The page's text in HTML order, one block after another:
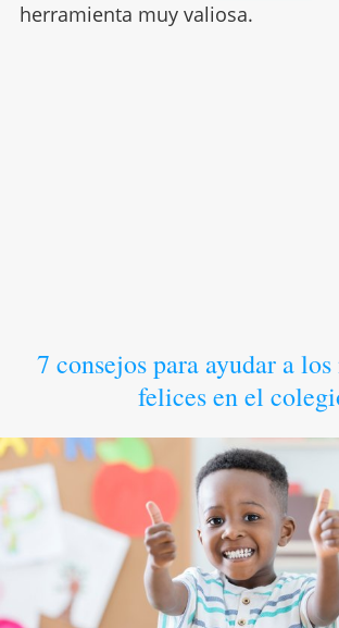
herramienta muy valiosa.
7 consejos para ayudar a
felices en el